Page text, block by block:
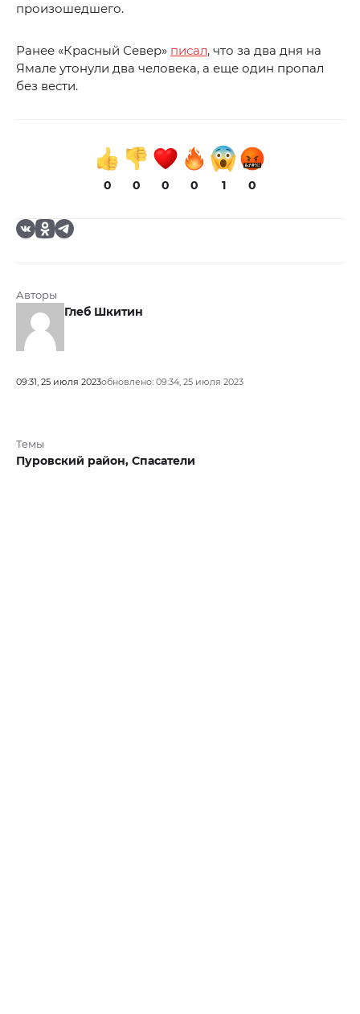
произошедшего.
Ранее «Красный Север» писал, что за два дня на
Ямале утонули два человека, а еще один пропал
без вести.
0 0 0 0 1 0
Авторы
Глеб Шкитин
09:31, 25 июля 2023обновлено: 09:34, 25 июля 2023
Темы
Пуровский район, Спасатели